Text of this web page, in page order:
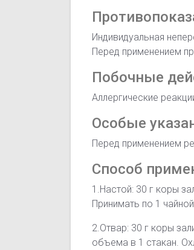
Индивидуальная
Перед применением
Побочные
Аллергические
Особые
Перед применением
Способ
1.Настой: 30 г коры
Принимать по 1
2.Отвар: 30 г коры
объема в 1 стакан.